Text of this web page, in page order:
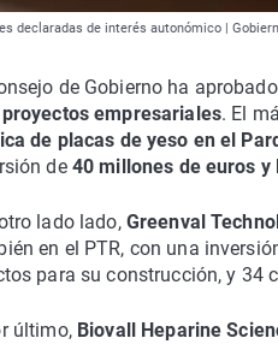
declaradas de interés autonómico |
de Gobierno ha
empresariales. El
de placas de yeso en el
de 40 millones de euros
lado lado, Greenval
en el PTR, con una
para su construcción, y 34
último, Biovall Heparine